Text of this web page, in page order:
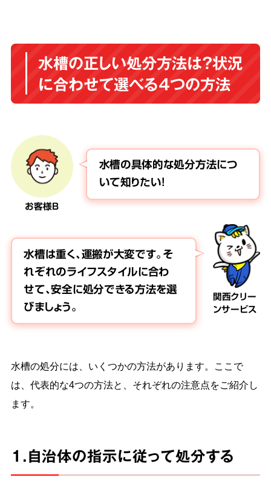
水槽の正しい処分方法は？状況
に合わせて選べる4つの方法
お客様B
水槽の具体的な処分方法につ
いて知りたい！
関西クリー
ンサービス
水槽は重く、運搬が大変です。そ
れぞれのライフスタイルに合わ
せて、安全に処分できる方法を選
びましょう。
水槽の処分には、いくつかの方法があります。ここで
は、代表的な4つの方法と、それぞれの注意点をご紹介し
ます。
1.自治体の指示に従って処分する